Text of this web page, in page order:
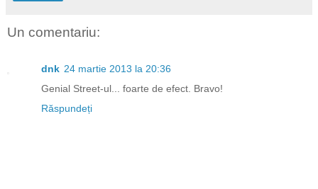
Un comentariu:
dnk 24 martie 2013 la 20:36
Genial Street-ul... foarte de efect. Bravo!
Răspundeți